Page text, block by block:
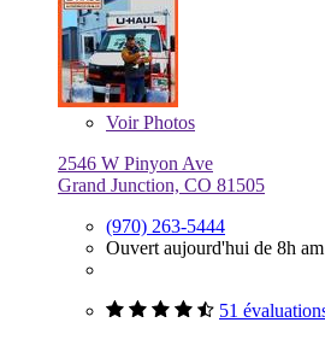
VoirPhotos
2546 W Pinyon Ave
Grand Junction, CO 81505
(970) 263-5444
Ouvert aujourd'hui de 8h
51